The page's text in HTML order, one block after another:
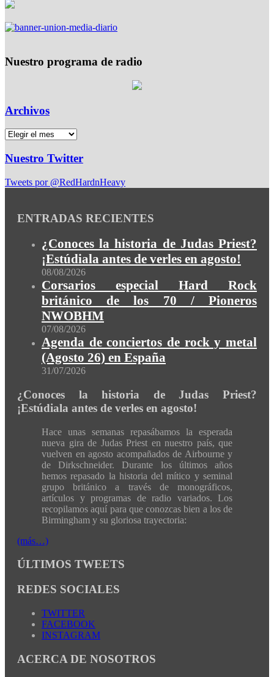
Nuestro programa de radio
Archivos
Nuestro Twitter
Tweets por @RedHardnHeavy
ENTRADAS RECIENTES
¿Conoces la historia de Judas Priest?
¡Estúdiala antes de verles en agosto!
08/08/2026
Corsarios especial Hard Rock
británico de los 70 / Pioneros
NWOBHM
07/08/2026
Agenda de conciertos de rock y metal
(Agosto 26) en España
31/07/2026
¿Conoces la historia de Judas Priest?
¡Estúdiala antes de verles en agosto!
Hace unas semanas repasábamos la esperada
nueva gira de Judas Priest en nuestro país, que
vuelven en agosto acompañados de Airbourne y
de Dirkschneider. Durante los últimos años
hemos repasado la historia del mítico y seminal
grupo británico a través de monográficos,
artículos y programas de radio variados. Los
recopilamos aquí para que conozcas bien a los de
Birmingham y su gloriosa trayectoria:
(más…)
ÚLTIMOS TWEETS
REDES SOCIALES
TWITTER
FACEBOOK
INSTAGRAM
ACERCA DE NOSOTROS